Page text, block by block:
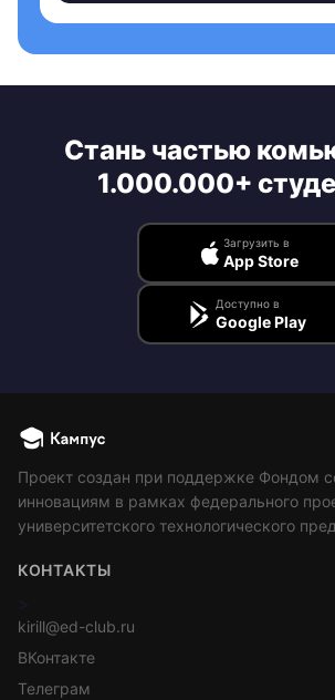
Стань частью
1.000.000+
Загрузить в
App Store
Доступно в
Google Play
Проект создан при поддержке Фондом
инновациям в рамках федерального
университетского технологического
КОНТАКТЫ
>
kirill@ed-club.ru
ВКонтакте
Телеграм